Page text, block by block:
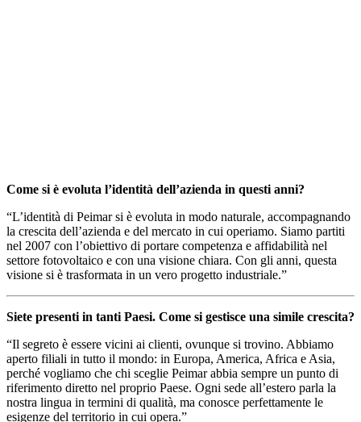
Come si è evoluta l’identità dell’azienda in questi anni?
“L’identità di Peimar si è evoluta in modo naturale, accompagnando
la crescita dell’azienda e del mercato in cui operiamo. Siamo partiti
nel 2007 con l’obiettivo di portare competenza e affidabilità nel
settore fotovoltaico e con una visione chiara. Con gli anni, questa
visione si è trasformata in un vero progetto industriale.”
Siete presenti in tanti Paesi. Come si gestisce una simile crescita?
“Il segreto è essere vicini ai clienti, ovunque si trovino. Abbiamo
aperto filiali in tutto il mondo: in Europa, America, Africa e Asia,
perché vogliamo che chi sceglie Peimar abbia sempre un punto di
riferimento diretto nel proprio Paese. Ogni sede all’estero parla la
nostra lingua in termini di qualità, ma conosce perfettamente le
esigenze del territorio in cui opera.”